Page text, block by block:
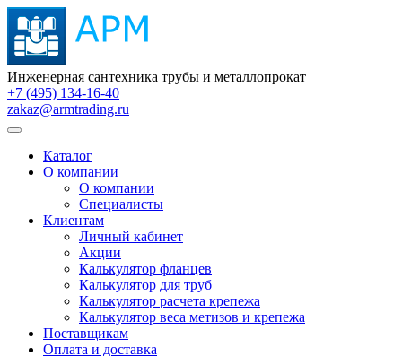
Инженерная сантехника трубы и металлопрокат
+7 (495) 134-16-40
zakaz@armtrading.ru
Каталог
О компании
О компании
Специалисты
Клиентам
Личный кабинет
Акции
Калькулятор фланцев
Калькулятор для труб
Калькулятор расчета крепежа
Калькулятор веса метизов и крепежа
Поставщикам
Оплата и доставка